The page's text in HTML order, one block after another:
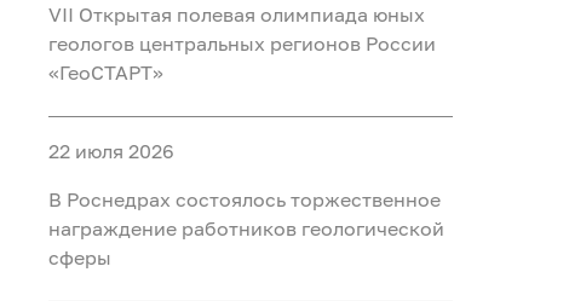
VII Открытая полевая олимпиада юных
геологов центральных регионов России
«ГеоСТАРТ»
22 июля 2026
В Роснедрах состоялось торжественное
награждение работников геологической
сферы